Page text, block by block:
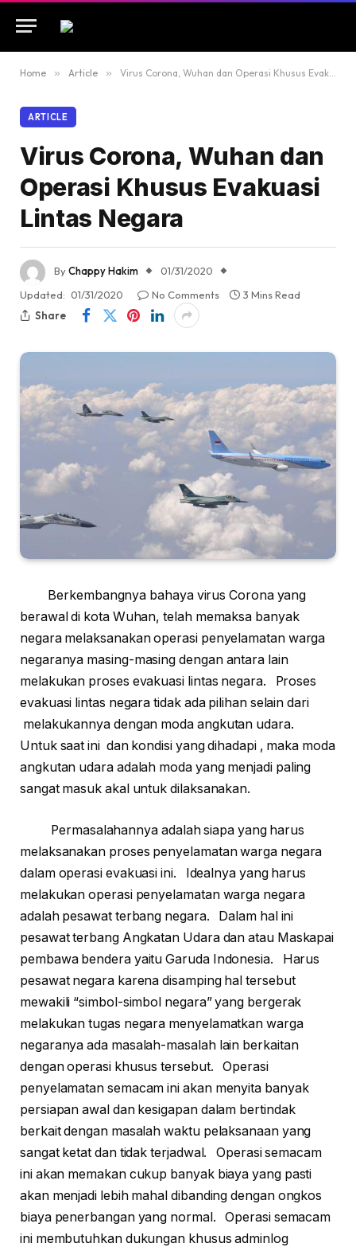
Home » Article » Virus Corona, Wuhan dan Operasi Khusus Evakuasi Lintas Negara
ARTICLE
Virus Corona, Wuhan dan
Operasi Khusus Evakuasi
Lintas Negara
ByChappy Hakim
01/31/2020
Updated: 01/31/2020 No Comments
3 Mins Read
Share
Berkembangnya bahaya virus Corona yang
berawal di kota Wuhan, telah memaksa banyak
negara melaksanakan operasi penyelamatan warga
negaranya masing-masing dengan antara lain
melakukan proses evakuasi lintas negara. Proses
evakuasi lintas negara tidak ada pilihan selain dari
melakukannya dengan moda angkutan udara.
Untuk saat ini dan kondisi yang dihadapi , maka moda
angkutan udara adalah moda yang menjadi paling
sangat masuk akal untuk dilaksanakan.
Permasalahannya adalah siapa yang harus
melaksanakan proses penyelamatan warga negara
dalam operasi evakuasi ini. Idealnya yang harus
melakukan operasi penyelamatan warga negara
adalah pesawat terbang negara. Dalam hal ini
pesawat terbang Angkatan Udara dan atau Maskapai
pembawa bendera yaitu Garuda Indonesia. Harus
pesawat negara karena disamping hal tersebut
mewakili “simbol-simbol negara” yang bergerak
melakukan tugas negara menyelamatkan warga
negaranya ada masalah-masalah lain berkaitan
dengan operasi khusus tersebut. Operasi
penyelamatan semacam ini akan menyita banyak
persiapan awal dan kesigapan dalam bertindak
berkait dengan masalah waktu pelaksanaan yang
sangat ketat dan tidak terjadwal. Operasi semacam
ini akan memakan cukup banyak biaya yang pasti
akan menjadi lebih mahal dibanding dengan ongkos
biaya penerbangan yang normal. Operasi semacam
ini membutuhkan dukungan khusus adminlog